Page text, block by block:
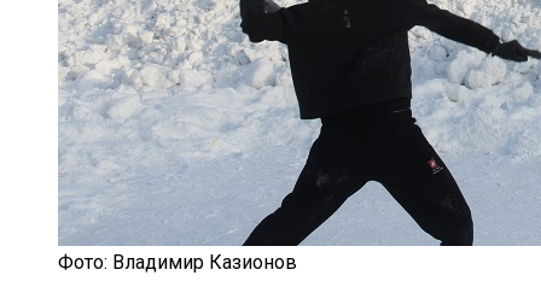
Фото: Владимир Казионов